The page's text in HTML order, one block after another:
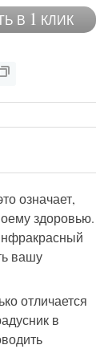
В 1 КЛИК
означает,
здоровью.
вашу
отличается
в